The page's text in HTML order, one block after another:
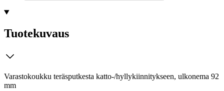
Tuotekuvaus
Varastokoukku teräsputkesta katto-/hyllykiinnitykseen, ulkonema 92
mm